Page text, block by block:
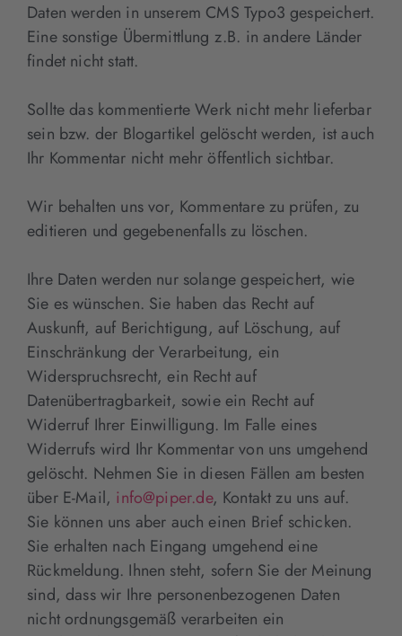
Daten werden in unserem CMS Typo3 gespeichert.
Eine sonstige Übermittlung z.B. in andere Länder
findet nicht statt.
Sollte das kommentierte Werk nicht mehr lieferbar
sein bzw. der Blogartikel gelöscht werden, ist auch
Ihr Kommentar nicht mehr öffentlich sichtbar.
Wir behalten uns vor, Kommentare zu prüfen, zu
editieren und gegebenenfalls zu löschen.
Ihre Daten werden nur solange gespeichert, wie
Sie es wünschen. Sie haben das Recht auf
Auskunft, auf Berichtigung, auf Löschung, auf
Einschränkung der Verarbeitung, ein
Widerspruchsrecht, ein Recht auf
Datenübertragbarkeit, sowie ein Recht auf
Widerruf Ihrer Einwilligung. Im Falle eines
Widerrufs wird Ihr Kommentar von uns umgehend
gelöscht. Nehmen Sie in diesen Fällen am besten
über E-Mail, info@piper.de, Kontakt zu uns auf.
Sie können uns aber auch einen Brief schicken.
Sie erhalten nach Eingang umgehend eine
Rückmeldung. Ihnen steht, sofern Sie der Meinung
sind, dass wir Ihre personenbezogenen Daten
nicht ordnungsgemäß verarbeiten ein